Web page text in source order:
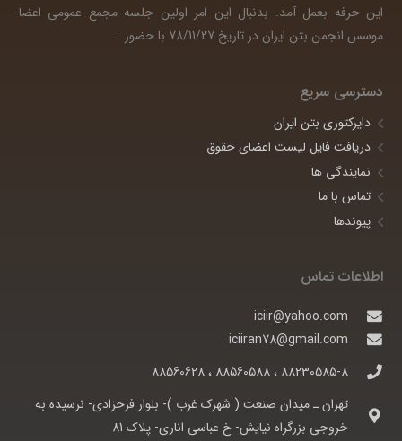
این حرفه بعمل آمد. بدنبال این امر اولین جلسه مجمع عمومی اعضا
موسس انجمن بتن ایران در تاریخ 78/11/27 با حضور
…
دسترسی سریع
دایرکتوری بتن ایران
دریافت فایل لیست اعضای حقوق
نمایندگی ها
تماس با ما
پیوندها
اطلاعات تماس
iciir@yahoo.com
iciiran78@gmail.com
88230585-8 ، 88560588 ، 88560628
تهران ـ ميدان صنعت ( شهرک غرب )- بلوار فرحزادی- نرسيده به
خروجی بزرگراه نيايش- خ عباسی اناری- پلاک 81